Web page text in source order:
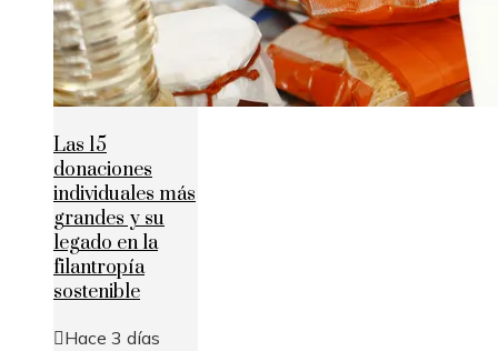
Las 15
donaciones
individuales más
grandes y su
legado en la
filantropía
sostenible
Hace 3 días